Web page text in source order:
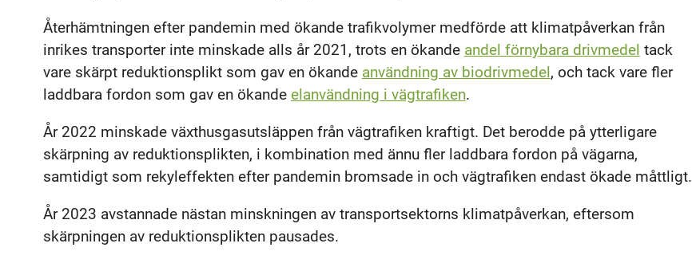
Återhämtningen efter pandemin med ökande trafikvolymer medförde att klimatpåverkan från
inrikes transporter inte minskade alls år 2021, trots en ökande andel förnybara drivmedel tack
vare skärpt reduktionsplikt som gav en ökande användning av biodrivmedel, och tack vare fler
laddbara fordon som gav en ökande elanvändning i vägtrafiken.
År 2022 minskade växthusgasutsläppen från vägtrafiken kraftigt. Det berodde på ytterligare
skärpning av reduktionsplikten, i kombination med ännu fler laddbara fordon på vägarna,
samtidigt som rekyleffekten efter pandemin bromsade in och vägtrafiken endast ökade måttligt.
År 2023 avstannade nästan minskningen av transportsektorns klimatpåverkan, eftersom
skärpningen av reduktionsplikten pausades.